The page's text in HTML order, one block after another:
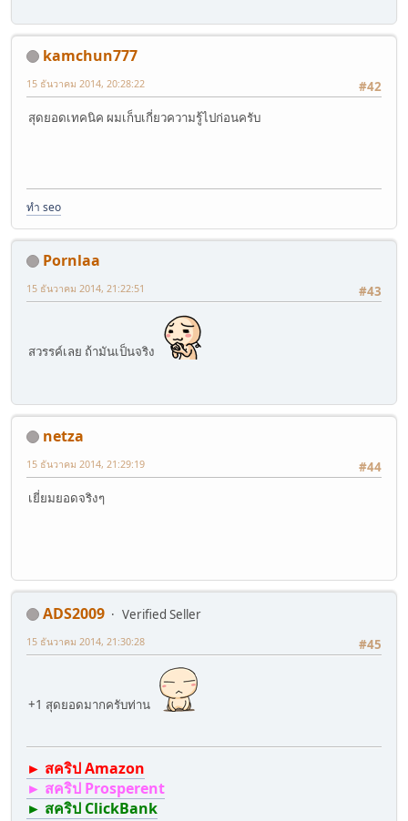
kamchun777
#42
15 ธันวาคม 2014, 20:28:22
สุดยอดเทคนิค ผมเก็บเกี่ยวความรู้ไปก่อนครับ
ทำ seo
Pornlaa
#43
15 ธันวาคม 2014, 21:22:51
สวรรค์เลย ถ้ามันเป็นจริง
netza
#44
15 ธันวาคม 2014, 21:29:19
เยี่ยมยอดจริงๆ
ADS2009
Verified Seller
#45
15 ธันวาคม 2014, 21:30:28
+1 สุดยอดมากครับท่าน
► สคริป Amazon
► สคริป Prosperent
► สคริป ClickBank